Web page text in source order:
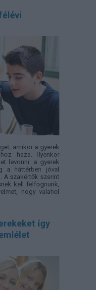
amikor a gyerek
haza. Ilyenkor
levonni: a gyerek
a háttérben jóval
A szakértők szerint
kell felfognunk,
hogy valahol
így